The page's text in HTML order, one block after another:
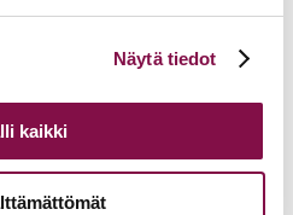
linkistä.
Näytä tiedot
kaikki
07.09.2026 – 08.09.2026